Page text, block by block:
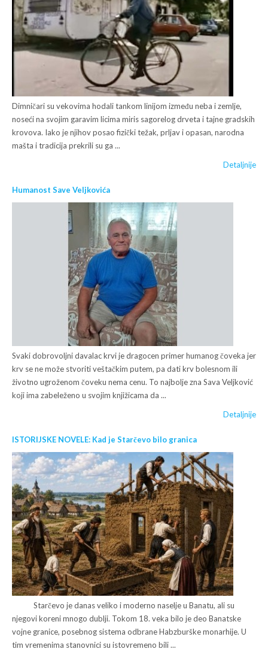
Dimničari su vekovima hodali tankom linijom između neba i zemlje,
noseći na svojim garavim licima miris sagorelog drveta i tajne gradskih
krovova. Iako je njihov posao fizički težak, prljav i opasan, narodna
mašta i tradicija prekrili su ga ...
Detaljnije
Humanost Save Veljkovića
Svaki dobrovoljni davalac krvi je dragocen primer humanog čoveka jer
krv se ne može stvoriti veštačkim putem, pa dati krv bolesnom ili
životno ugroženom čoveku nema cenu. To najbolje zna Sava Veljković
koji ima zabeleženo u svojim knjižicama da ...
Detaljnije
ISTORIJSKE NOVELE: Kad je Starčevo bilo granica
Starčevo je danas veliko i moderno naselje u Banatu, ali su
njegovi koreni mnogo dublji. Tokom 18. veka bilo je deo Banatske
vojne granice, posebnog sistema odbrane Habzburške monarhije. U
tim vremenima stanovnici su istovremeno bili ...